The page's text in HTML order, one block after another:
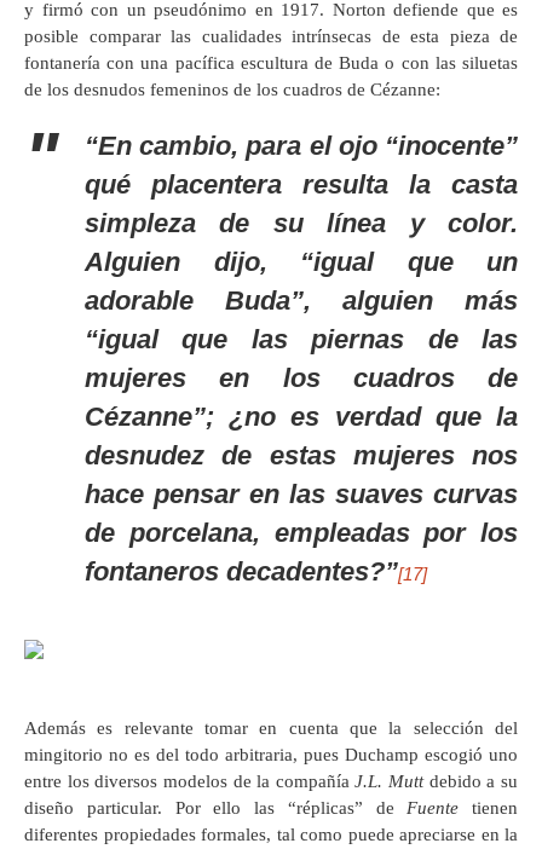
y firmó con un pseudónimo en 1917. Norton defiende que es
posible comparar las cualidades intrínsecas de esta pieza de
fontanería con una pacífica escultura de Buda o con las siluetas
de los desnudos femeninos de los cuadros de Cézanne:
“En cambio, para el ojo “inocente”
qué placentera resulta la casta
simpleza de su línea y color.
Alguien dijo, “igual que un
adorable Buda”, alguien más
“igual que las piernas de las
mujeres en los cuadros de
Cézanne”; ¿no es verdad que la
desnudez de estas mujeres nos
hace pensar en las suaves curvas
de porcelana, empleadas por los
fontaneros decadentes?”[17]
Además es relevante tomar en cuenta que la selección del
mingitorio no es del todo arbitraria, pues Duchamp escogió uno
entre los diversos modelos de la compañíaJ.L. Muttdebido a su
diseño particular. Por ello las “réplicas” deFuente tienen
diferentes propiedades formales, tal como puede apreciarse en la